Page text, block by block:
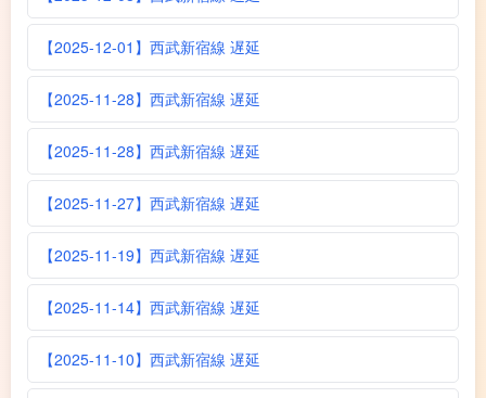
【2025-12-01】西武新宿線 遅延
【2025-11-28】西武新宿線 遅延
【2025-11-28】西武新宿線 遅延
【2025-11-27】西武新宿線 遅延
【2025-11-19】西武新宿線 遅延
【2025-11-14】西武新宿線 遅延
【2025-11-10】西武新宿線 遅延